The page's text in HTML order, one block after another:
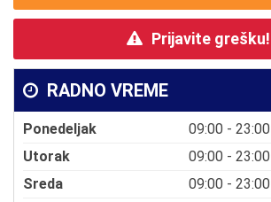
Prijavite grešku!
RADNO VREME
Ponedeljak
09:00 - 23:00
Utorak
09:00 - 23:00
Sreda
09:00 - 23:00